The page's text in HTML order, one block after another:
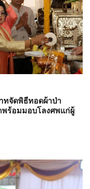
ทจัดพิธีทอดผ้าป่า
พร้อมมอบโลงศพแก่ผู้